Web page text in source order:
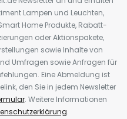
Lampen und Leuchten,
Home Produkte, Rabatt-
oder Aktionspakete,
sowie Inhalte von
Umfragen sowie Anfragen für
Eine Abmeldung ist
den Sie in jedem Newsletter
. Weitere Informationen
.